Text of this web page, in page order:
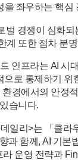
좌우하는 핵심
벌 경쟁이 심화되
계 또한 점차 분
인프라는 AI 시
으로 통제하기
경에서의 안정
습니다.
일리>는 「클라
과 함께, AI 기본
운영 전략과